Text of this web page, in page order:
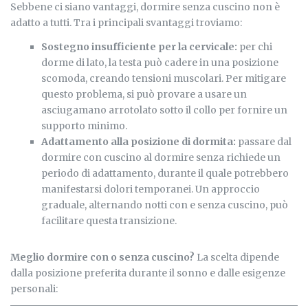
Sebbene ci siano vantaggi, dormire senza cuscino non è
adatto a tutti. Tra i principali svantaggi troviamo:
Sostegno insufficiente per la cervicale: per chi
dorme di lato, la testa può cadere in una posizione
scomoda, creando tensioni muscolari. Per mitigare
questo problema, si può provare a usare un
asciugamano arrotolato sotto il collo per fornire un
supporto minimo.
Adattamento alla posizione di dormita: passare dal
dormire con cuscino al dormire senza richiede un
periodo di adattamento, durante il quale potrebbero
manifestarsi dolori temporanei. Un approccio
graduale, alternando notti con e senza cuscino, può
facilitare questa transizione.
Meglio dormire con o senza cuscino? La scelta dipende
dalla posizione preferita durante il sonno e dalle esigenze
personali: